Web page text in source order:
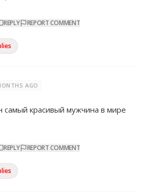
REPLY REPORT COMMENT
AGO
самый красивый мужчина в мире
REPLY REPORT COMMENT